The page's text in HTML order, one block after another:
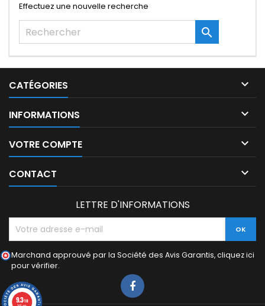
Effectuez une nouvelle recherche

CATÉGORIES 
INFORMATIONS 
VOTRE COMPTE 
CONTACT 
LETTRE D'INFORMATIONS
Marchand approuvé par la Société des Avis Garantis,cliquez ici
pour vérifier.
9.3/10